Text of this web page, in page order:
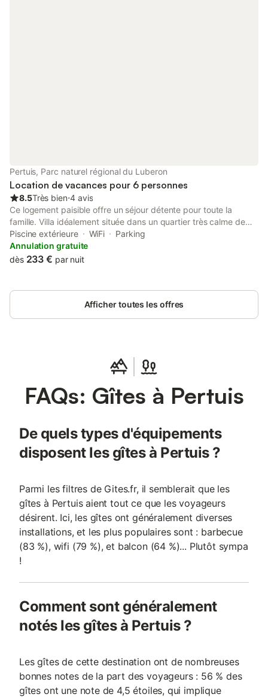
Pertuis, Parc naturel régional du Luberon
Location de vacances pour 6 personnes
8.5Très bien⋅4 avis
Ce logement paisible offre un séjour détente pour toute la
famille. Villa idéalement située dans un quartier très calme de
Pertuis, avec vue sur des champs de vignes et parcours de
randonnée à deux pas. Les équipements du jardin raviront les
petits et les grands avec sa piscine, terrain de pétanque, son
Piscine extérieure WiFi
Parking
Annulation gratuite
dès 233 € par nuit
Afficher toutes les offres
FAQs: Gîtes à Pertuis
De quels types d'équipements
disposent les gîtes à Pertuis ?
Parmi les filtres de Gites.fr, il semblerait que les
gîtes à Pertuis aient tout ce que les voyageurs
désirent. Ici, les gîtes ont généralement diverses
installations, et les plus populaires sont : barbecue
(83 %), wifi (79 %), et balcon (64 %)... Plutôt sympa
!
Comment sont généralement
notés les gîtes à Pertuis ?
Les gîtes de cette destination ont de nombreuses
bonnes notes de la part des voyageurs : 56 % des
gîtes ont une note de 4,5 étoiles, qui implique